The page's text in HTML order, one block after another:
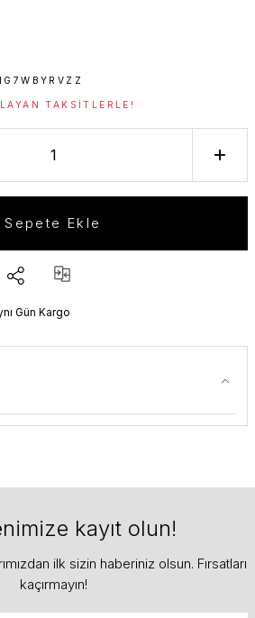
TAKSITLERLE!
Sepete Ekle
Gün Kargo
kayıt olun!
ilk sizin haberiniz olsun. Fırsatları
kaçırmayın!